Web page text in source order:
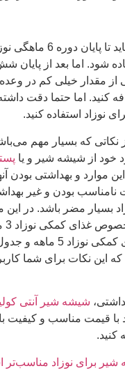
همانطور که گفتیم حتما
شود. اما بعد از پایان
مقدار خیلی کم در وعده
کنید. اما حتما دقت
نوزاد استفاده کنید.
نکاتی که بسیار مهم
خود از شیشه شیر و یا
این موارد و بهداشتی بودن
نامناسب بودن و غیر
بسیار مضر باشد. در
کمکی نوزاد 4 ماهه، غذای
این نکات برای شما
شیشه شیر آنتی
با قیمت مناسب و کیفیت
کنید.